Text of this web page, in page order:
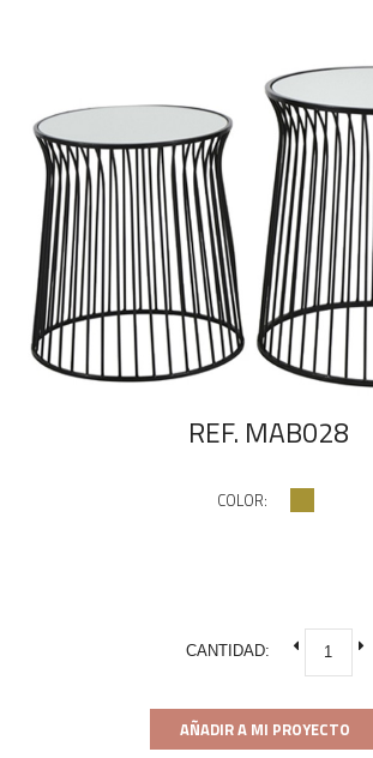
REF. MAB028
COLOR:
CANTIDAD:
AÑADIR A MI PROYECTO